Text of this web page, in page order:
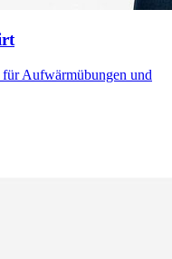
Aufwärmübungen und